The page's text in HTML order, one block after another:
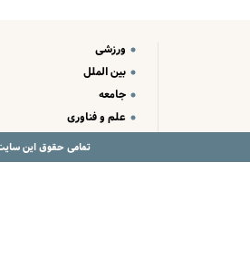
ورزشی
بین الملل
جامعه
علم و فناوری
تمامی حقوق این